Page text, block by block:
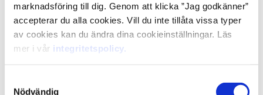
marknadsföring till dig. Genom att klicka ”Jag godkänner”
accepterar du alla cookies. Vill du inte tillåta vissa typer
av cookies kan du ändra dina cookieinställningar. Läs
mer i vår integritetspolicy.
Nödvändig
Från insikt till värdeskapande
När samtalet blickar framåt blir det tydligt att
finansbranschens kompetenskrav förändras.
Analytisk förmåga och ekonomisk kompetens kommer
färdigheter inom kommunikation, relationsbyggande,